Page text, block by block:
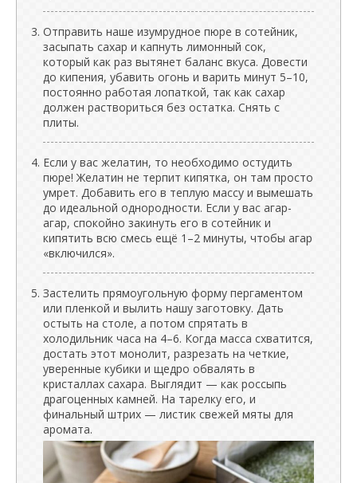
Отправить наше изумрудное пюре в сотейник,
засыпать сахар и капнуть лимонный сок,
который как раз вытянет баланс вкуса. Довести
до кипения, убавить огонь и варить минут 5–10,
постоянно работая лопаткой, так как сахар
должен раствориться без остатка. Снять с
плиты.
Если у вас желатин, то необходимо остудить
пюре! Желатин не терпит кипятка, он там просто
умрет. Добавить его в теплую массу и вымешать
до идеальной однородности. Если у вас агар-
агар, спокойно закинуть его в сотейник и
кипятить всю смесь ещё 1–2 минуты, чтобы агар
«включился».
Застелить прямоугольную форму пергаментом
или пленкой и вылить нашу заготовку. Дать
остыть на столе, а потом спрятать в
холодильник часа на 4–6. Когда масса схватится,
достать этот монолит, разрезать на четкие,
уверенные кубики и щедро обвалять в
кристаллах сахара. Выглядит — как россыпь
драгоценных камней. На тарелку его, и
финальный штрих — листик свежей мяты для
аромата.